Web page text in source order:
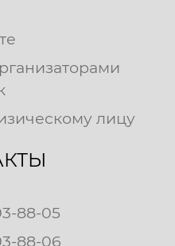
лицу
88-05
88-06